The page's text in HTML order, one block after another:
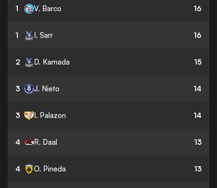
1 V. Barco 16
1 I. Sarr 16
2 D. Kamada 15
3 J. Nieto 14
3 I. Palazon 14
4 R. Daal 13
4 O. Pineda 13